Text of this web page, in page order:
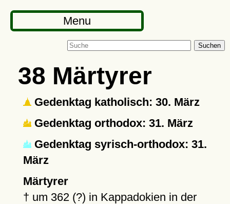
Menu
Suchen
38 Märtyrer
Gedenktag katholisch: 30. März
Gedenktag orthodox: 31. März
Gedenktag syrisch-orthodox: 31.
März
Märtyrer
† um 362 (?) in Kappadokien in der